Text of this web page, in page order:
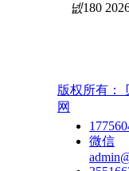
넶180
版权所有：
网
微信